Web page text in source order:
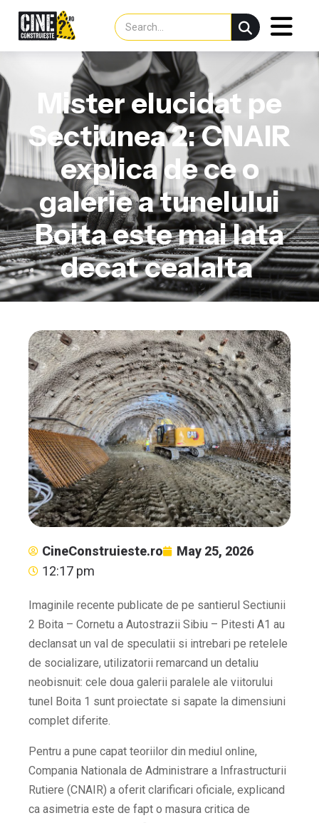
Mister elucidat pe
Sectiunea 2: CNAIR
explica de ce o
galerie a tunelului
Boita este mai lata
decat cealalta
CineConstruieste.ro
May 25, 2026
12:17 pm
Imaginile recente publicate de pe santierul Sectiunii
2 Boita – Cornetu a Autostrazii Sibiu – Pitesti A1 au
declansat un val de speculatii si intrebari pe retelele
de socializare, utilizatorii remarcand un detaliu
neobisnuit: cele doua galerii paralele ale viitorului
tunel Boita 1 sunt proiectate si sapate la dimensiuni
complet diferite.
Pentru a pune capat teoriilor din mediul online,
Compania Nationala de Administrare a Infrastructurii
Rutiere (CNAIR) a oferit clarificari oficiale, explicand
ca asimetria este de fapt o masura critica de